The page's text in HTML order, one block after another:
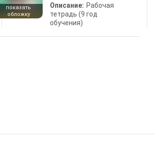
показать
обложку
Описание: Рабочая
тетрадь (9 год
обучения)